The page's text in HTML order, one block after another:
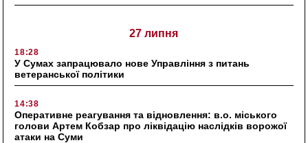
27 липня
18:28
У Сумах запрацювало нове Управління з питань
ветеранської політики
14:38
Оперативне реагування та відновлення: в.о. міського
голови Артем Кобзар про ліквідацію наслідків ворожої
атаки на Суми